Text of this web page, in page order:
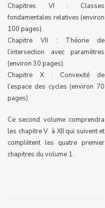
Chapitres VI : Classes
fondamentales relatives (environ
100 pages).
Chapitre VII : Théorie de
l’intersection avec paramètres
(environ 30 pages).
Chapitre X : Convexité de
l’espace des cycles (environ 70
pages).
Ce second volume comprendra
les chapitre V à XII qui suivent et
complètent les quatre premier
chapitres du volume 1.